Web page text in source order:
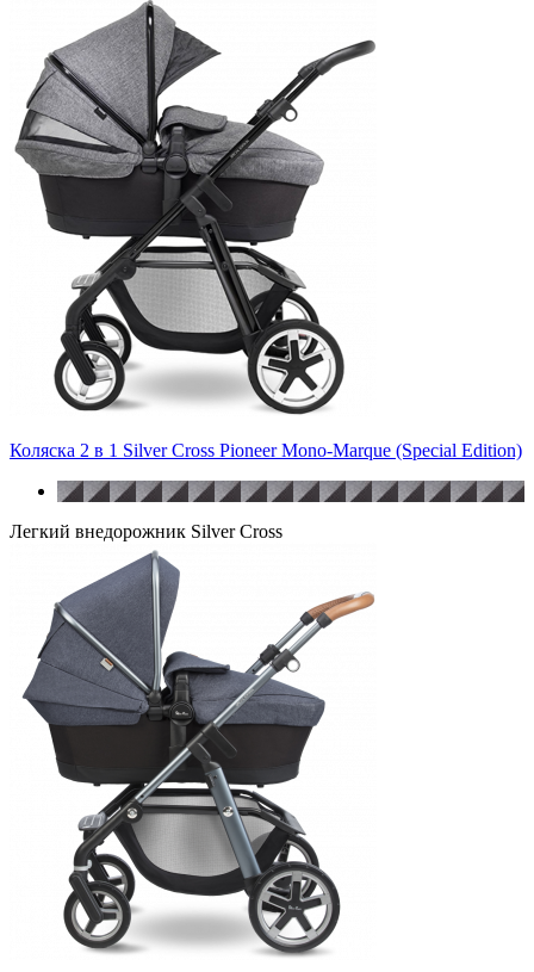
Коляска 2 в 1 Silver Cross Pioneer Mono-Marque (Special Edition)
Легкий внедорожник Silver Cross